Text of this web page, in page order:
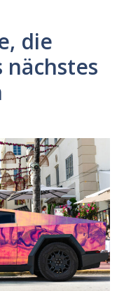
die
nächstes